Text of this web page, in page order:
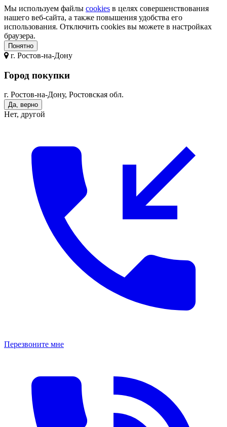
Мы используем файлы cookies в целях совершенствования
нашего веб-сайта, а также повышения удобства его
использования. Отключить cookies вы можете в настройках
браузера.
Понятно
г. Ростов-на-Дону
Город покупки
г. Ростов-на-Дону, Ростовская обл.
Да, верно
Нет, другой
Перезвоните мне